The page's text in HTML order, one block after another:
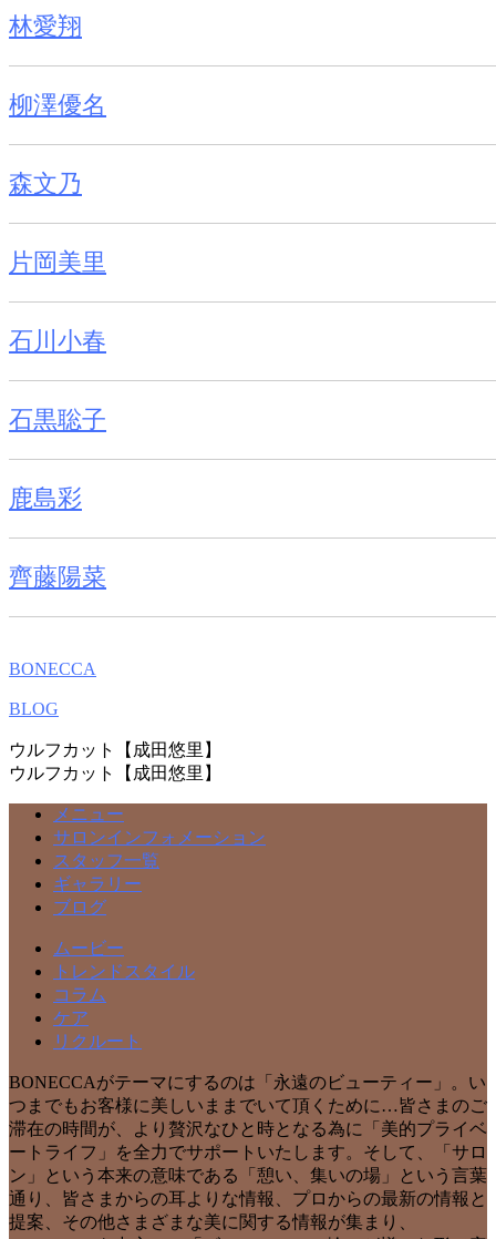
林愛翔
柳澤優名
森文乃
片岡美里
石川小春
石黒聡子
鹿島彩
齊藤陽菜
BONECCA
BLOG
ウルフカット【成田悠里】
ウルフカット【成田悠里】
メニュー
サロンインフォメーション
スタッフ一覧
ギャラリー
ブログ
ムービー
トレンドスタイル
コラム
ケア
リクルート
BONECCAがテーマにするのは「永遠のビューティー」。い
つまでもお客様に美しいままでいて頂くために…皆さまのご
滞在の時間が、より贅沢なひと時となる為に「美的プライベ
ートライフ」を全力でサポートいたします。そして、「サロ
ン」という本来の意味である「憩い、集いの場」という言葉
通り、皆さまからの耳よりな情報、プロからの最新の情報と
提案、その他さまざまな美に関する情報が集まり、